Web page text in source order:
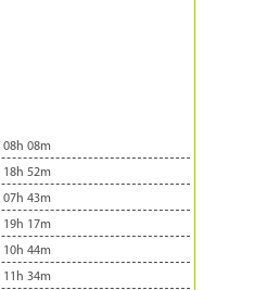
08h 08m
18h 52m
07h 43m
19h 17m
10h 44m
11h 34m